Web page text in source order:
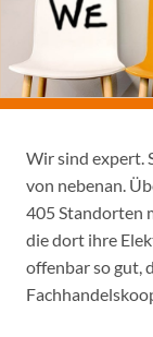
Wir sind expert.
von nebenan.
405 Standorten
die dort ihre
offenbar so gut,